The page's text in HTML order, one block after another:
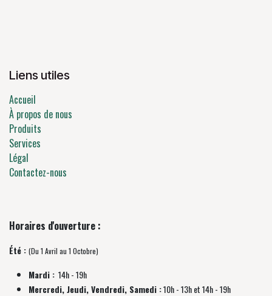
Liens utiles
Accueil
À propos de nous
Produits
Services
Légal
Contactez-nous
Horaires d'ouverture :
Été : (Du 1 Avril au 1 Octobre)
Mardi : 14h - 19h
Mercredi, Jeudi, Vendredi, Samedi :10h - 13h et 14h - 19h